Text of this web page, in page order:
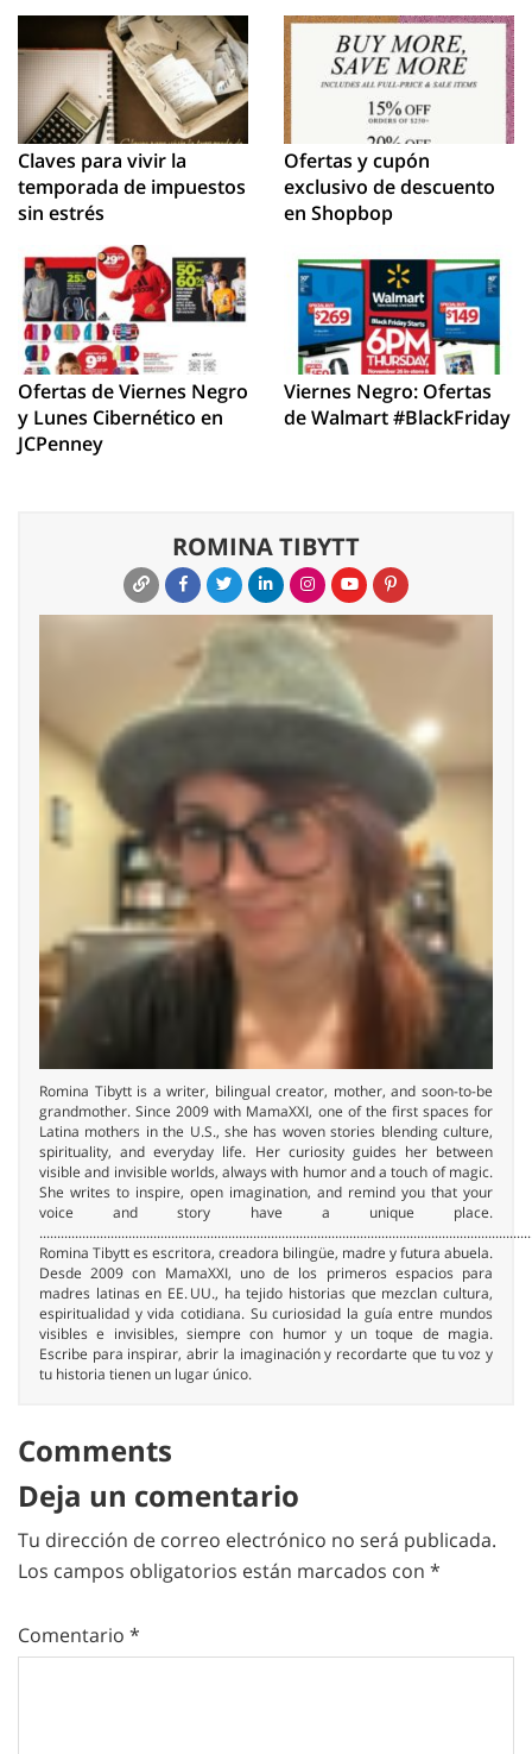
Claves para vivir la
temporada de impuestos
sin estrés
Ofertas y cupón
exclusivo de descuento
en Shopbop
Ofertas de Viernes Negro
y Lunes Cibernético en
JCPenney
Viernes Negro: Ofertas
de Walmart #BlackFriday
ROMINA TIBYTT
Romina Tibytt is a writer, bilingual creator, mother, and soon-to-be
grandmother. Since 2009 with MamaXXI, one of the first spaces for
Latina mothers in the U.S., she has woven stories blending culture,
spirituality, and everyday life. Her curiosity guides her between
visible and invisible worlds, always with humor and a touch of magic.
She writes to inspire, open imagination, and remind you that your
voice and story have a unique place.
Romina Tibytt es escritora, creadora bilingüe, madre y futura abuela.
Desde 2009 con MamaXXI, uno de los primeros espacios para
madres latinas en EE. UU., ha tejido historias que mezclan cultura,
espiritualidad y vida cotidiana. Su curiosidad la guía entre mundos
visibles e invisibles, siempre con humor y un toque de magia.
Escribe para inspirar, abrir la imaginación y recordarte que tu voz y
tu historia tienen un lugar único.
Comments
Deja un comentario
Tu dirección de correo electrónico no será publicada.
Los campos obligatorios están marcados con *
Comentario *